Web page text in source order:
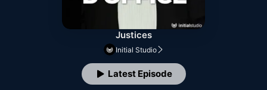
Justices
Initial Studio
Latest Episode